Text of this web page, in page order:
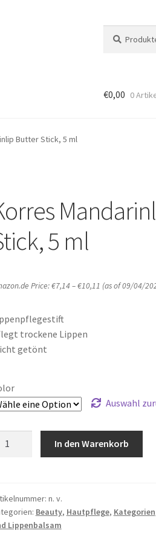
nach:
€0,00 0
Butter Stick, 5 ml
5 ml
Price:€7,14 –€10,11 (as of 09/04/
trockene Lippen
getönt
Auswahl
In den Warenkorb
n. v.
Beauty, Hautpflege, Kategorien
Lippenbalsam